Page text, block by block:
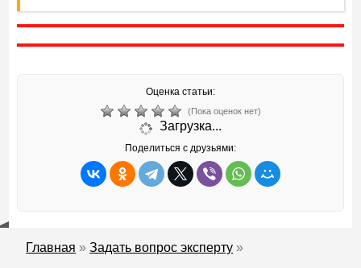
Оценка статьи:
(Пока оценок нет)
Загрузка...
Поделиться с друзьями:
Главная »Задать вопрос эксперту »